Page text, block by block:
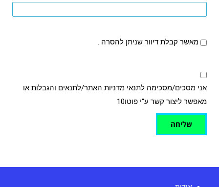
מאשר קבלת דיוור שניתן להסרה .
אני מסכים/מסכימה לתנאי מדניות האתר/לתנאים והגבלות או
מאפשר ליצור קשר ע"י פוטו10
שליחה